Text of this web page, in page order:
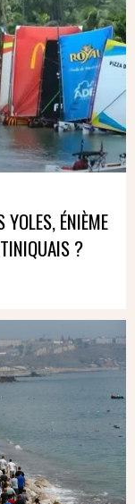
ÉNIÈME
?